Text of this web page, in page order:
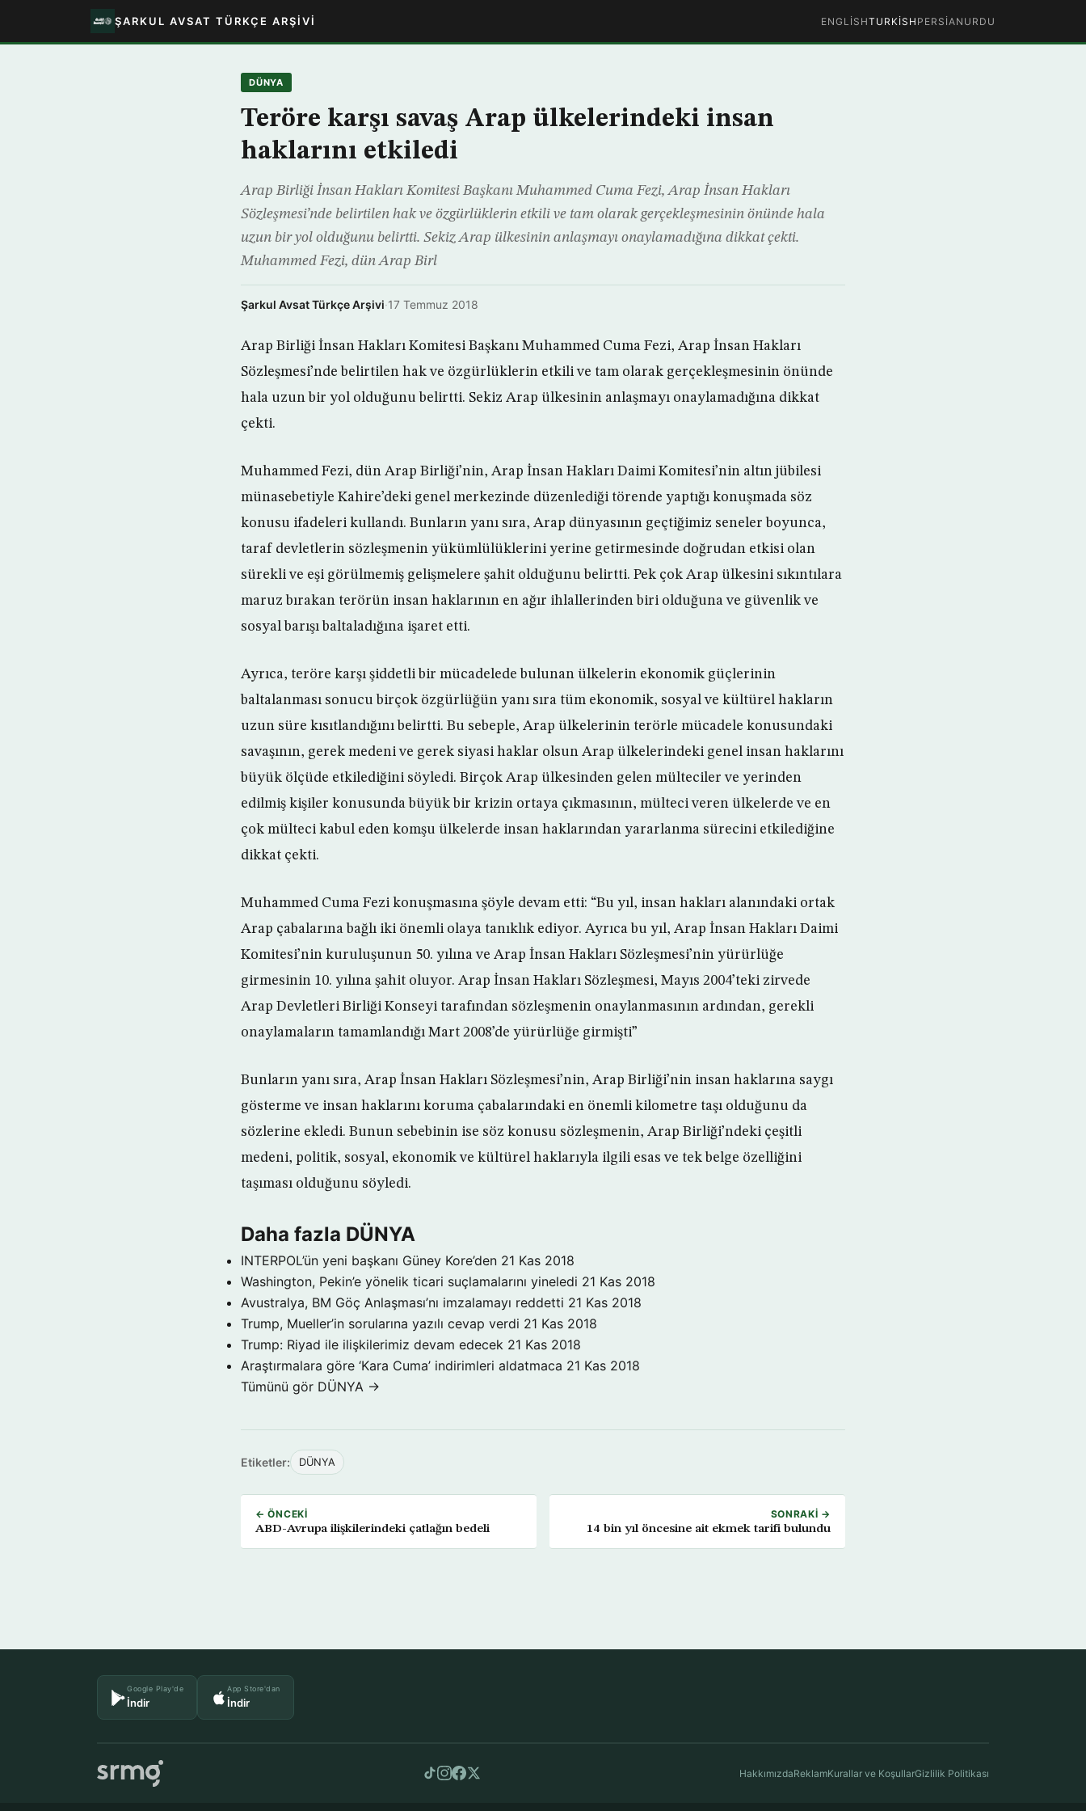
ŞARKUL AVSAT TÜRKÇE ARŞIVI ENGLISHTURKISH PERSIAN URDU
DÜNYA
Teröre karşı savaş Arap ülkelerindeki insan
haklarını etkiledi
Arap Birliği İnsan Hakları Komitesi Başkanı Muhammed Cuma Fezi, Arap İnsan Hakları
Sözleşmesi’nde belirtilen hak ve özgürlüklerin etkili ve tam olarak gerçekleşmesinin önünde hala
uzun bir yol olduğunu belirtti. Sekiz Arap ülkesinin anlaşmayı onaylamadığına dikkat çekti.
Muhammed Fezi, dün Arap Birl
Şarkul Avsat Türkçe Arşivi·17 Temmuz 2018
Arap Birliği İnsan Hakları Komitesi Başkanı Muhammed Cuma Fezi, Arap İnsan Hakları
Sözleşmesi’nde belirtilen hak ve özgürlüklerin etkili ve tam olarak gerçekleşmesinin önünde
hala uzun bir yol olduğunu belirtti. Sekiz Arap ülkesinin anlaşmayı onaylamadığına dikkat
çekti.
Muhammed Fezi, dün Arap Birliği’nin, Arap İnsan Hakları Daimi Komitesi’nin altın jübilesi
münasebetiyle Kahire’deki genel merkezinde düzenlediği törende yaptığı konuşmada söz
konusu ifadeleri kullandı. Bunların yanı sıra, Arap dünyasının geçtiğimiz seneler boyunca,
taraf devletlerin sözleşmenin yükümlülüklerini yerine getirmesinde doğrudan etkisi olan
sürekli ve eşi görülmemiş gelişmelere şahit olduğunu belirtti. Pek çok Arap ülkesini sıkıntılara
maruz bırakan terörün insan haklarının en ağır ihlallerinden biri olduğuna ve güvenlik ve
sosyal barışı baltaladığına işaret etti.
Ayrıca, teröre karşı şiddetli bir mücadelede bulunan ülkelerin ekonomik güçlerinin
baltalanması sonucu birçok özgürlüğün yanı sıra tüm ekonomik, sosyal ve kültürel hakların
uzun süre kısıtlandığını belirtti. Bu sebeple, Arap ülkelerinin terörle mücadele konusundaki
savaşının, gerek medeni ve gerek siyasi haklar olsun Arap ülkelerindeki genel insan haklarını
büyük ölçüde etkilediğini söyledi. Birçok Arap ülkesinden gelen mülteciler ve yerinden
edilmiş kişiler konusunda büyük bir krizin ortaya çıkmasının, mülteci veren ülkelerde ve en
çok mülteci kabul eden komşu ülkelerde insan haklarından yararlanma sürecini etkilediğine
dikkat çekti.
Muhammed Cuma Fezi konuşmasına şöyle devam etti: “Bu yıl, insan hakları alanındaki ortak
Arap çabalarına bağlı iki önemli olaya tanıklık ediyor. Ayrıca bu yıl, Arap İnsan Hakları Daimi
Komitesi’nin kuruluşunun 50. yılına ve Arap İnsan Hakları Sözleşmesi’nin yürürlüğe
girmesinin 10. yılına şahit oluyor. Arap İnsan Hakları Sözleşmesi, Mayıs 2004’teki zirvede
Arap Devletleri Birliği Konseyi tarafından sözleşmenin onaylanmasının ardından, gerekli
onaylamaların tamamlandığı Mart 2008’de yürürlüğe girmişti”
Bunların yanı sıra, Arap İnsan Hakları Sözleşmesi’nin, Arap Birliği’nin insan haklarına saygı
gösterme ve insan haklarını koruma çabalarındaki en önemli kilometre taşı olduğunu da
sözlerine ekledi. Bunun sebebinin ise söz konusu sözleşmenin, Arap Birliği’ndeki çeşitli
medeni, politik, sosyal, ekonomik ve kültürel haklarıyla ilgili esas ve tek belge özelliğini
taşıması olduğunu söyledi.
Daha fazla DÜNYA
INTERPOL’ün yeni başkanı Güney Kore’den 21 Kas 2018
Washington, Pekin’e yönelik ticari suçlamalarını yineledi 21 Kas 2018
Avustralya, BM Göç Anlaşması’nı imzalamayı reddetti 21 Kas 2018
Trump, Mueller’in sorularına yazılı cevap verdi 21 Kas 2018
Trump: Riyad ile ilişkilerimiz devam edecek 21 Kas 2018
Araştırmalara göre ‘Kara Cuma’ indirimleri aldatmaca 21 Kas 2018
Tümünü gör DÜNYA →
Etiketler: DÜNYA
← ÖNCEKI
ABD-Avrupa ilişkilerindeki çatlağın bedeli
SONRAKI →
14 bin yıl öncesine ait ekmek tarifi bulundu
Google Play'de
İndir
App Store'dan
İndir
HakkımızdaReklamKurallar ve KoşullarGizlilik Politikası